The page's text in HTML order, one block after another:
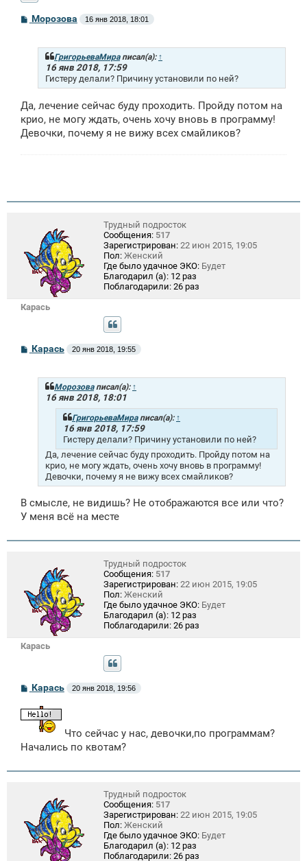
СМорозова 16 янв 2018, 18:01
ГригорьеваМираписал(а): ↑
16 янв 2018, 17:59
Гистеру делали? Причину установили по ней?
Да, лечение сейчас буду проходить. Пройду потом на
крио, не могу ждать, очень хочу вновь в программу!
Девочки, почему я не вижу всех смайликов?
Карась
Трудный подросток
Сообщения: 517
Зарегистрирован: 22 июн 2015, 19:05
Пол: Женский
Где было удачное ЭКО: Будет
Благодарил (а): 12 раз
Поблагодарили: 26 раз
СКарась 20 янв 2018, 19:55
Морозоваписал(а): ↑
16 янв 2018, 18:01
ГригорьеваМираписал(а): ↑
16 янв 2018, 17:59
Гистеру делали? Причину установили по ней?
Да, лечение сейчас буду проходить. Пройду потом на
крио, не могу ждать, очень хочу вновь в программу!
Девочки, почему я не вижу всех смайликов?
В смысле, не видишь? Не отображаются все или что?
У меня всё на месте
Карась
Трудный подросток
Сообщения: 517
Зарегистрирован: 22 июн 2015, 19:05
Пол: Женский
Где было удачное ЭКО: Будет
Благодарил (а): 12 раз
Поблагодарили: 26 раз
С
б
н
и
Карась 20 янв 2018, 19:56
Что сейчас у нас, девочки,по программам?
Начались по квотам?
Трудный подросток
Сообщения: 517
Зарегистрирован: 22 июн 2015, 19:05
Пол: Женский
Где было удачное ЭКО: Будет
Благодарил (а): 12 раз
Поблагодарили: 26 раз